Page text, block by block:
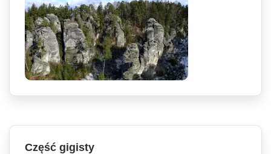
Część gigisty